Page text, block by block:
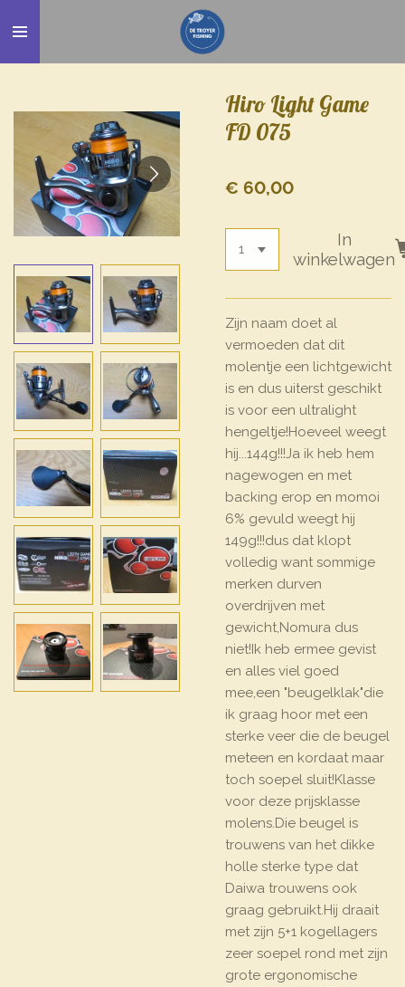
direct
naar
Hiro Light Game
FD 075
€ 60,00
In
winkelwagen
Zijn naam doet al
vermoeden dat dit
molentje een lichtgewicht
is en dus uiterst geschikt
is voor een ultralight
hengeltje!Hoeveel weegt
hij...144g!!!Ja ik heb hem
nagewogen en met
backing erop en momoi
6% gevuld weegt hij
149g!!!dus dat klopt
volledig want sommige
merken durven
overdrijven met
gewicht,Nomura dus
niet!Ik heb ermee gevist
en alles viel goed
mee,een "beugelklak"die
ik graag hoor met een
sterke veer die de beugel
meteen en kordaat maar
toch soepel sluit!Klasse
voor deze prijsklasse
molens.Die beugel is
trouwens van het dikke
holle sterke type dat
Daiwa trouwens ook
graag gebruikt.Hij draait
met zijn 5+1 kogellagers
zeer soepel rond met zijn
grote ergonomische